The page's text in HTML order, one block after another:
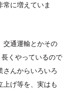
常に増えていま
交通運輸とかその
くやっているので
さんからいろいろ
上げ等を、実はも